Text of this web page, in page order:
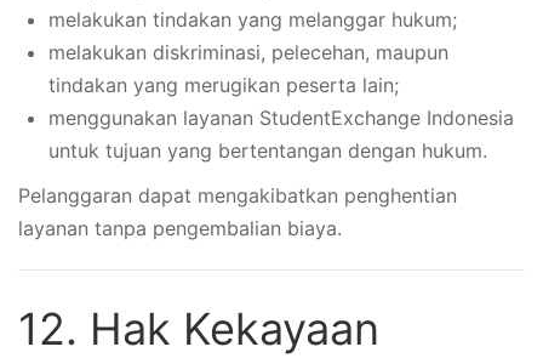
melakukan tindakan yang melanggar hukum;
melakukan diskriminasi, pelecehan, maupun
tindakan yang merugikan peserta lain;
menggunakan layanan StudentExchange Indonesia
untuk tujuan yang bertentangan dengan hukum.
Pelanggaran dapat mengakibatkan penghentian
layanan tanpa pengembalian biaya.
12. Hak Kekayaan